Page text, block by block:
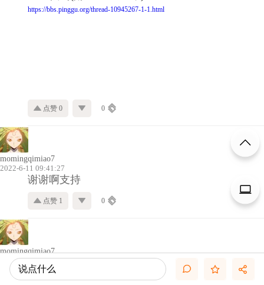
https://bbs.pinggu.org/thread-10945267-1-1.html
点赞 0 0
momingqimiao7
2022-6-11 09:41:27
谢谢啊支持
点赞 1 0
momingqimiao7
2023-6-20 10:54:26
数据索引更新至2022年
说点什么